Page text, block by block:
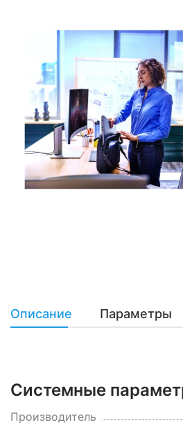
Описание Параметры
Системные
Производитель